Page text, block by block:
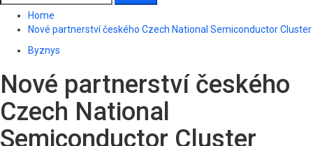
for:
Home
Nové partnerství českého Czech National Semiconductor Cluster
Byznys
Nové partnerství českého
Czech National
Semiconductor Cluster